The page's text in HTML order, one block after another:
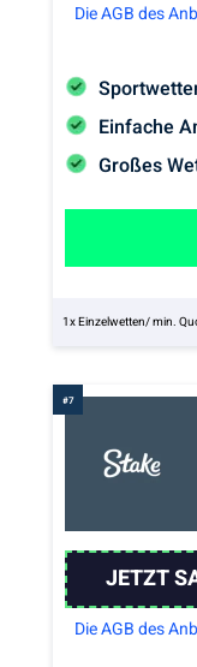
Einfache
Großes
Die AGB des
1x Einzelwetten/ min.
JETZT
Die AGB des